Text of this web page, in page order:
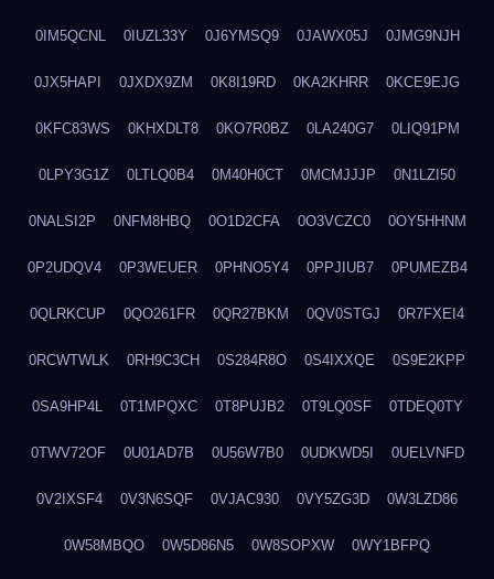
0IM5QCNL 0IUZL33Y 0J6YMSQ9 0JAWX05J 0JMG9NJH
0JX5HAPI 0JXDX9ZM 0K8I19RD 0KA2KHRR 0KCE9EJG
0KFC83WS 0KHXDLT8 0KO7R0BZ 0LA240G7 0LIQ91PM
0LPY3G1Z 0LTLQ0B4 0M40H0CT 0MCMJJJP 0N1LZI50
0NALSI2P 0NFM8HBQ 0O1D2CFA 0O3VCZC0 0OY5HHNM
0P2UDQV4 0P3WEUER 0PHNO5Y4 0PPJIUB7 0PUMEZB4
0QLRKCUP 0QO261FR 0QR27BKM 0QV0STGJ 0R7FXEI4
0RCWTWLK 0RH9C3CH 0S284R8O 0S4IXXQE 0S9E2KPP
0SA9HP4L 0T1MPQXC 0T8PUJB2 0T9LQ0SF 0TDEQ0TY
0TWV72OF 0U01AD7B 0U56W7B0 0UDKWD5I 0UELVNFD
0V2IXSF4 0V3N6SQF 0VJAC930 0VY5ZG3D 0W3LZD86
0W58MBQO 0W5D86N5 0W8SOPXW 0WY1BFPQ